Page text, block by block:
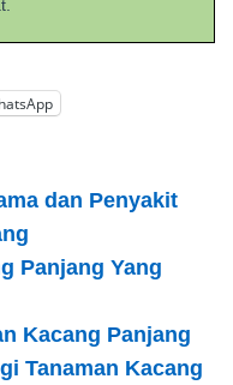
dan Penyakit
Panjang Yang
Kacang Panjang
Tanaman Kacang